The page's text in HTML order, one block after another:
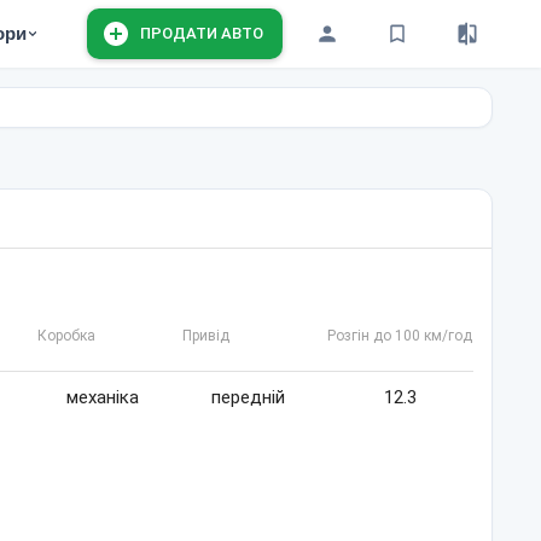
ПРОДАТИ АВТО
Коробка Привід Розгін до 100 км/год
механіка передній 12.3